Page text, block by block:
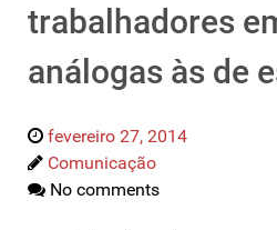
trabalhadores
análogas às de
fevereiro 27, 2014
Comunicação
No comments